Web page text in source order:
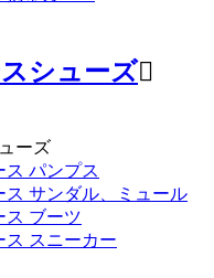
シューズ
ーズ
ス パンプス
ス サンダル、ミュール
ス ブーツ
ス スニーカー